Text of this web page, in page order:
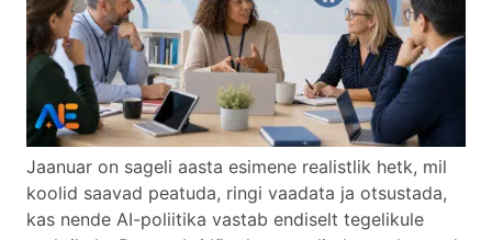
Jaanuar on sageli aasta esimene realistlik hetk, mil
koolid saavad peatuda, ringi vaadata ja otsustada,
kas nende AI-poliitika vastab endiselt tegelikule